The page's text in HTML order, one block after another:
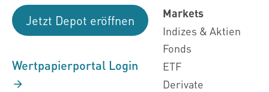
Jetzt Depot eröffnen
Wertpapierportal Login
Markets
Indizes & Aktien
Fonds
ETF
Derivate